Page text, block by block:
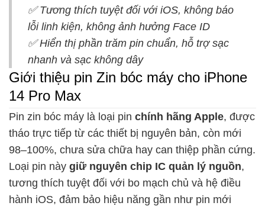
✅ Tương thích tuyệt đối với iOS, không báo
lỗi linh kiện, không ảnh hưởng Face ID
✅ Hiển thị phần trăm pin chuẩn, hỗ trợ sạc
nhanh và sạc không dây
Giới thiệu pin Zin bóc máy cho iPhone
14 Pro Max
Pin zin bóc máy là loại pin chính hãng Apple, được
tháo trực tiếp từ các thiết bị nguyên bản, còn mới
98–100%, chưa sửa chữa hay can thiệp phần cứng.
Loại pin này giữ nguyên chip IC quản lý nguồn,
tương thích tuyệt đối với bo mạch chủ và hệ điều
hành iOS, đảm bảo hiệu năng gần như pin mới